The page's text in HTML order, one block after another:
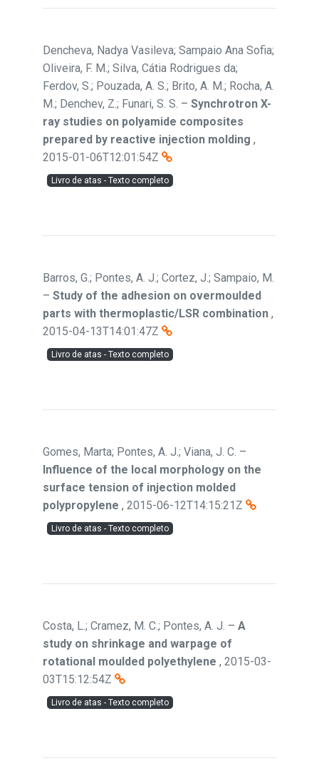
Dencheva, Nadya Vasileva; Sampaio Ana Sofia;
Oliveira, F. M.; Silva, Cátia Rodrigues da;
Ferdov, S.; Pouzada, A. S.; Brito, A. M.; Rocha, A.
M.; Denchev, Z.; Funari, S. S. – Synchrotron X-
ray studies on polyamide composites
prepared by reactive injection molding ,
2015-01-06T12:01:54Z
Livro de atas - Texto completo
Barros, G.; Pontes, A. J.; Cortez, J.; Sampaio, M.
– Study of the adhesion on overmoulded
parts with thermoplastic/LSR combination ,
2015-04-13T14:01:47Z
Livro de atas - Texto completo
Gomes, Marta; Pontes, A. J.; Viana, J. C. –
Influence of the local morphology on the
surface tension of injection molded
polypropylene , 2015-06-12T14:15:21Z
Livro de atas - Texto completo
Costa, L.; Cramez, M. C.; Pontes, A. J. – A
study on shrinkage and warpage of
rotational moulded polyethylene , 2015-03-
03T15:12:54Z
Livro de atas - Texto completo